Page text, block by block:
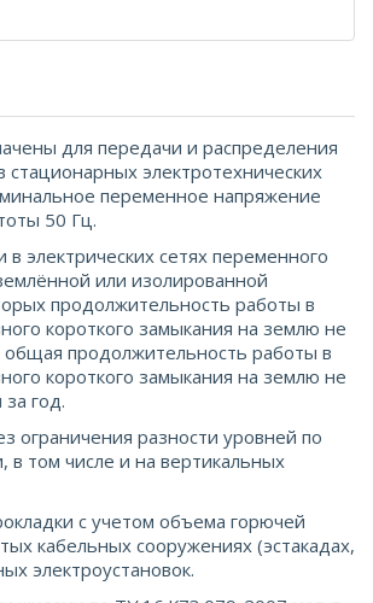
для передачи и распределения
стационарных электротехнических
переменное напряжение
50 Гц.
в электрических сетях переменного
или изолированной
продолжительность работы в
короткого замыкания на землю не
продолжительность работы в
короткого замыкания на землю не
год.
ограничения разности уровней по
в том числе и на вертикальных
с учетом объема горючей
кабельных сооружениях (эстакадах,
электроустановок.